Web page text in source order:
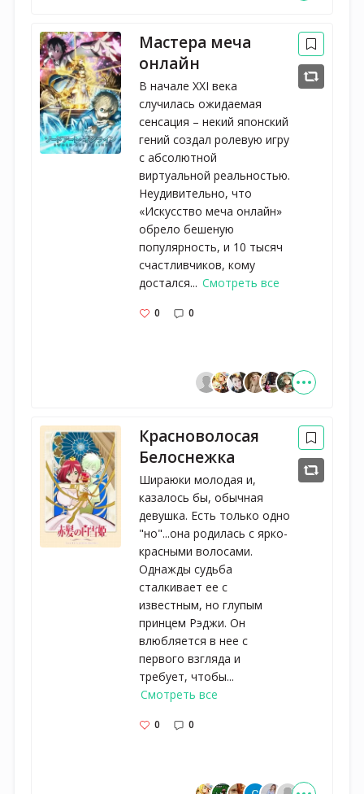
Мастера меча
онлайн
В начале XXI века
случилась ожидаемая
сенсация – некий японский
гений создал ролевую игру
с абсолютной
виртуальной реальностью.
Неудивительно, что
«Искусство меча онлайн»
обрело бешеную
популярность, и 10 тысяч
счастливчиков, кому
достался... Смотреть все
0 0
Красноволосая
Белоснежка
Шираюки молодая и,
казалось бы, обычная
девушка. Есть только одно
"но"...она родилась с ярко-
красными волосами.
Однажды судьба
сталкивает ее с
известным, но глупым
принцем Рэджи. Он
влюбляется в нее с
первого взгляда и
требует, чтобы...
Смотреть все
0 0